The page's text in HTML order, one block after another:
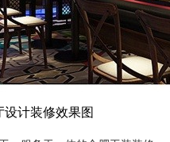
计装修效果图